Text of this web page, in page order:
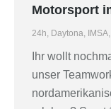
Motorsport
24h, Daytona, IMSA,
Ihr wollt
unser